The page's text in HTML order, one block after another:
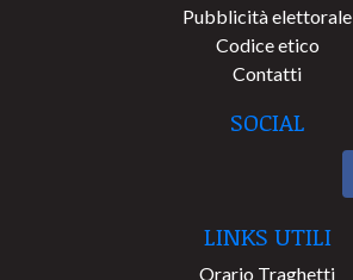
Pubblicità elettorale
Codice etico
Contatti
SOCIAL
LINKS UTILI
Orario Traghetti